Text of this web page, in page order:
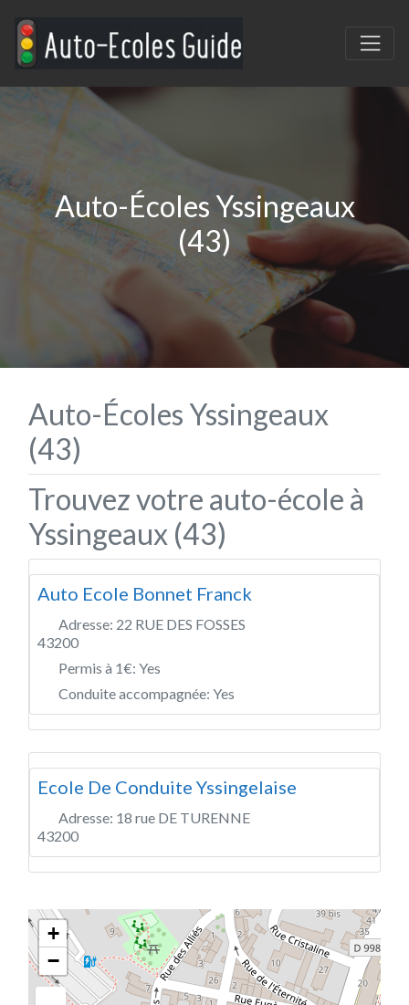
Auto-Écoles Yssingeaux
(43)
Auto-Écoles Yssingeaux
(43)
Trouvez votre auto-école à
Yssingeaux (43)
Auto Ecole Bonnet Franck
Adresse: 22 RUE DES FOSSES
43200
Permis à 1€: Yes
Conduite accompagnée: Yes
Ecole De Conduite Yssingelaise
Adresse: 18 rue DE TURENNE
43200
+
−